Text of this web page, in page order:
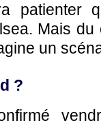
patienter
Mais
un
?